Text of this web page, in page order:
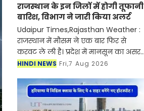
राजस्थान के इन जिलों में होगी तूफानी
बारिश, विभाग ने जारी किया अलर्ट
Udaipur Times,Rajasthan Weather :
राजस्थान में मौसम ने एक बार फिर से
करवट ले ली है। प्रदेश में मानसून का असर
दिखाई दे रहा है। मौसम विभाग ने बताया की
चलते प्
HINDI NEWS Fri,7 Aug 2026